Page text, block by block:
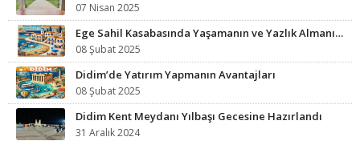
07 Nisan 2025
Ege Sahil Kasabasında Yaşamanın ve Yazlık Almanın Avantajları
08 Şubat 2025
Didim’de Yatırım Yapmanın Avantajları
08 Şubat 2025
Didim Kent Meydanı Yılbaşı Gecesine Hazırlandı
31 Aralık 2024